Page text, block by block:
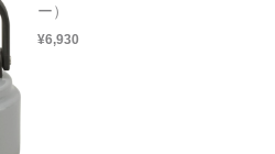
ー）
¥6,930